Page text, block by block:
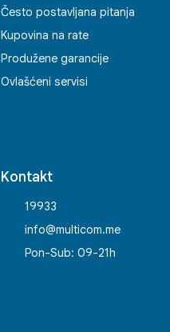
Često postavljana pitanja
Kupovina na rate
Produžene garancije
Ovlašćeni servisi
Kontakt
19933
info@multicom.me
Pon-Sub: 09-21h